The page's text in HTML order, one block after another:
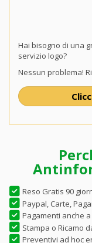
Hai bisogno di una
servizio logo?
Nessun problema!
Reso Gratis 90
Paypal, Carte,
Pagamenti anche
Stampa o Ricamo
Preventivi ad hoc